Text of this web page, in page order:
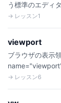
う標準のエディ
→ レッスン1
viewport
ブラウザの表示
→ レッスン6